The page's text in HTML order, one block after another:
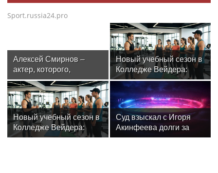
Sport.russia24.pro
Алексей Смирнов –
актер, которого,
надеюсь, еще не
забыли
Новый учебный сезон в
Колледже Вейдера:
стартовали очные
программы подготовки
фитнес-тренеров и
специалистов
индустрии здоровья
Новый учебный сезон в
Колледже Вейдера:
стартовали очные
Суд взыскал с Игоря
Акинфеева долги за
коммунальные услуги